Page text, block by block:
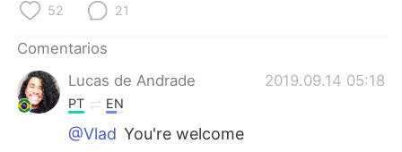
Русский ไทย
Indonesia
52 21
Comentarios
Lucas de Andrade
2019.09.14 05:18
PT EN
@Vlad You're welcome